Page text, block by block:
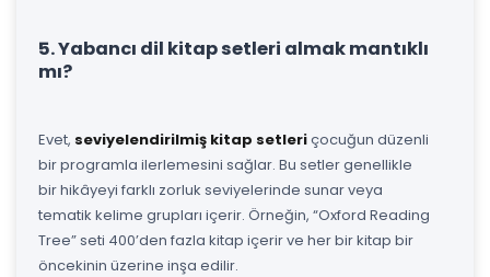
5. Yabancı dil kitap setleri almak mantıklı
mı?
Evet, seviyelendirilmiş kitap setleriçocuğun düzenli
bir programla ilerlemesini sağlar. Bu setler genellikle
bir hikâyeyi farklı zorluk seviyelerinde sunar veya
tematik kelime grupları içerir. Örneğin, “Oxford Reading
Tree” seti 400’den fazla kitap içerir ve her bir kitap bir
öncekinin üzerine inşa edilir.